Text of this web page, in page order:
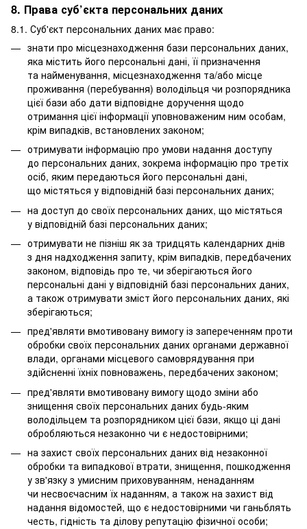
8. Права суб’єкта персональних даних
8.1. Суб'єкт персональних даних має право:
знати про місцезнаходження бази персональних даних,
яка містить його персональні дані, її призначення
та найменування, місцезнаходження та/або місце
проживання (перебування) володільця чи розпорядника
цієї бази або дати відповідне доручення щодо
отримання цієї інформації уповноваженим ним особам,
крім випадків, встановлених законом;
отримувати інформацію про умови надання доступу
до персональних даних, зокрема інформацію про третіх
осіб, яким передаються його персональні дані,
що містяться у відповідній базі персональних даних;
на доступ до своїх персональних даних, що містяться
у відповідній базі персональних даних;
отримувати не пізніш як за тридцять календарних днів
з дня надходження запиту, крім випадків, передбачених
законом, відповідь про те, чи зберігаються його
персональні дані у відповідній базі персональних даних,
а також отримувати зміст його персональних даних, які
зберігаються;
пред'являти вмотивовану вимогу із запереченням проти
обробки своїх персональних даних органами державної
влади, органами місцевого самоврядування при
здійсненні їхніх повноважень, передбачених законом;
пред'являти вмотивовану вимогу щодо зміни або
знищення своїх персональних даних будь-яким
володільцем та розпорядником цієї бази, якщо ці дані
обробляються незаконно чи є недостовірними;
на захист своїх персональних даних від незаконної
обробки та випадкової втрати, знищення, пошкодження
у зв'язку з умисним приховуванням, ненаданням
чи несвоєчасним їх наданням, а також на захист від
надання відомостей, що є недостовірними чи ганьблять
честь, гідність та ділову репутацію фізичної особи;